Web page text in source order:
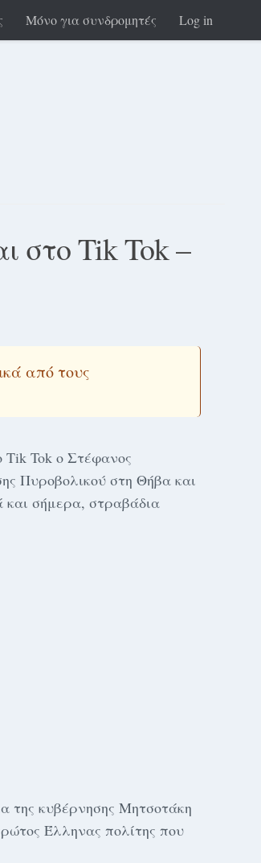
Μόνο για συνδρομητές Log in
στο Tik Tok –
από τους
Tik Tok ο Στέφανος
Πυροβολικού στη Θήβα και
και σήμερα, στραβάδια
της κυβέρνησης Μητσοτάκη
Έλληνας πολίτης που